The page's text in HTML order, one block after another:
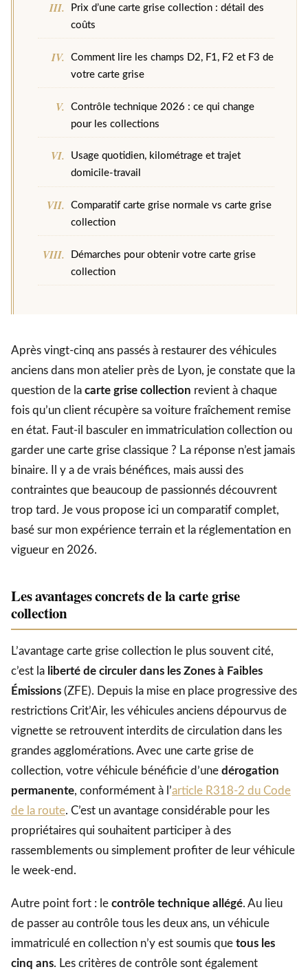
Prix d’une carte grise collection : détail des
coûts
Comment lire les champs D2, F1, F2 et F3 de
votre carte grise
Contrôle technique 2026 : ce qui change
pour les collections
Usage quotidien, kilométrage et trajet
domicile-travail
Comparatif carte grise normale vs carte grise
collection
Démarches pour obtenir votre carte grise
collection
Après vingt-cinq ans passés à restaurer des véhicules
anciens dans mon atelier près de Lyon, je constate que la
question de la carte grise collection revient à chaque
fois qu’un client récupère sa voiture fraîchement remise
en état. Faut-il basculer en immatriculation collection ou
garder une carte grise classique ? La réponse n’est jamais
binaire. Il y a de vrais bénéfices, mais aussi des
contraintes que beaucoup de passionnés découvrent
trop tard. Je vous propose ici un comparatif complet,
basé sur mon expérience terrain et la réglementation en
vigueur en 2026.
Les avantages concrets de la carte grise
collection
L’avantage carte grise collection le plus souvent cité,
c’est la liberté de circuler dans les Zones à Faibles
Émissions (ZFE). Depuis la mise en place progressive des
restrictions Crit’Air, les véhicules anciens dépourvus de
vignette se retrouvent interdits de circulation dans les
grandes agglomérations. Avec une carte grise de
collection, votre véhicule bénéficie d’une dérogation
permanente, conformément à l’article R318-2 du Code
de la route. C’est un avantage considérable pour les
propriétaires qui souhaitent participer à des
rassemblements ou simplement profiter de leur véhicule
le week-end.
Autre point fort : le contrôle technique allégé. Au lieu
de passer au contrôle tous les deux ans, un véhicule
immatriculé en collection n’y est soumis que tous les
cinq ans. Les critères de contrôle sont également